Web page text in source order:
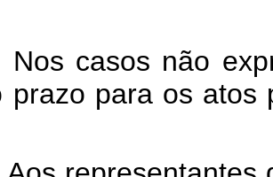
Nos casos não
prazo para os atos